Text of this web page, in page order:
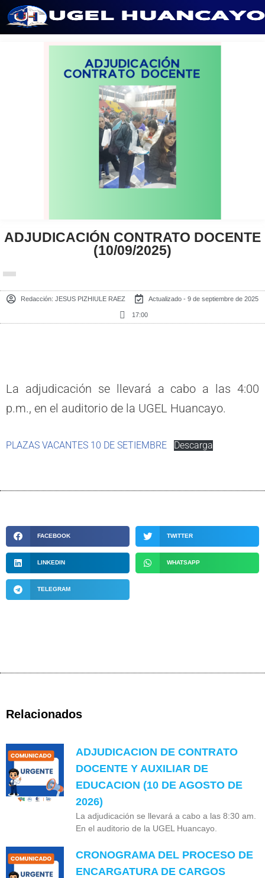
ADJUDICACIÓN CONTRATO DOCENTE
(10/09/2025)
Redacción: JESUS PIZHIULE RAEZ Actualizado - 9 de septiembre de 2025
17:00
La adjudicación se llevará a cabo a las 4:00
p.m., en el auditorio de la UGEL Huancayo.
PLAZAS VACANTES 10 DE SETIEMBRE Descarga
FACEBOOK TWITTER
LINKEDIN WHATSAPP
TELEGRAM
Relacionados
ADJUDICACION DE CONTRATO
DOCENTE Y AUXILIAR DE
EDUCACION (10 DE AGOSTO DE
2026)
La adjudicación se llevará a cabo a las 8:30 am.
En el auditorio de la UGEL Huancayo.
CRONOGRAMA DEL PROCESO DE
ENCARGATURA DE CARGOS